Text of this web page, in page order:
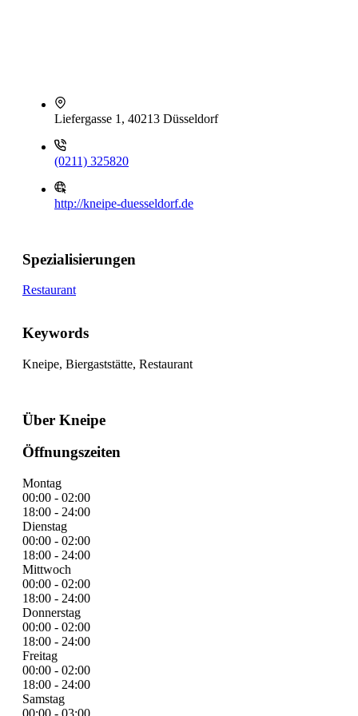
Liefergasse 1, 40213 Düsseldorf
(0211) 325820
http://kneipe-duesseldorf.de
Spezialisierungen
Restaurant
Keywords
Kneipe, Biergaststätte, Restaurant
Über Kneipe
Öffnungszeiten
Montag
00:00 - 02:00
18:00 - 24:00
Dienstag
00:00 - 02:00
18:00 - 24:00
Mittwoch
00:00 - 02:00
18:00 - 24:00
Donnerstag
00:00 - 02:00
18:00 - 24:00
Freitag
00:00 - 02:00
18:00 - 24:00
Samstag
00:00 - 03:00